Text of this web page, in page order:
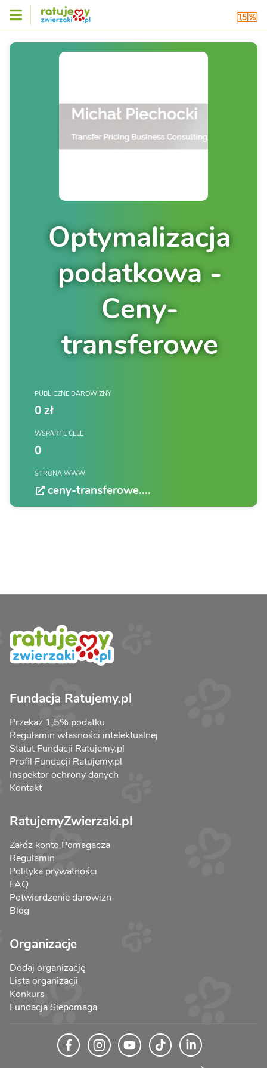
Optymalizacja
podatkowa -
Ceny-
transferowe
PUBLICZNE DAROWIZNY
0 zł
WSPARTE CELE
0
STRONA WWW
ceny-transferowe....
Fundacja Ratujemy.pl
Przekaż 1,5% podatku
Regulamin własności intelektualnej
Statut Fundacji Ratujemy.pl
Profil Fundacji Ratujemy.pl
Inspektor ochrony danych
Kontakt
RatujemyZwierzaki.pl
Załóż konto Pomagacza
Regulamin
Polityka prywatności
FAQ
Potwierdzenie darowizn
Blog
Organizacje
Dodaj organizację
Lista organizacji
Konkurs
Fundacja Siepomaga